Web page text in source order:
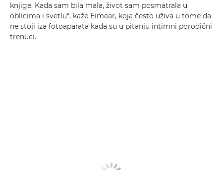
knjige. Kada sam bila mala, život sam posmatrala u
oblicima i svetlu“, kaže Eimear, koja često uživa u tome da
ne stoji iza fotoaparata kada su u pitanju intimni porodični
trenuci.